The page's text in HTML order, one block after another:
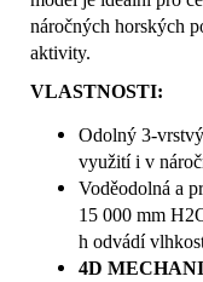
náročných horských
aktivity.
VLASTNOSTI:
Odolný 3-vrstvý
využití i v
Voděodolná a
15 000 mm
h odvádí
4D